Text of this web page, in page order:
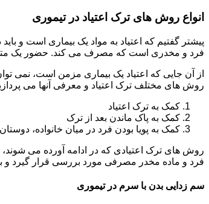
انواع روش های ترک اعتیاد در تیموری
پیشتر گفتیم که اعتیاد به مواد یک بیماری است و
فرد و مخدری است که مصرف می کند. حضور یک
از آن جایی که اعتیاد یک بیماری مزمن است، نمی
روش های مختلف ترک اعتیاد و معرفی آنها می
کمک به ترک اعتیاد
کمک به پاک ماندن بعد از ترک
کمک به پویا بودن فرد در میان خانواده،
روش های ترک اعتیادی که در ادامه آورده می
فرد و ماده مخدر مصرفی مورد بررسی قرار گیرد و
سم زدایی بدن با سرم در تیموری